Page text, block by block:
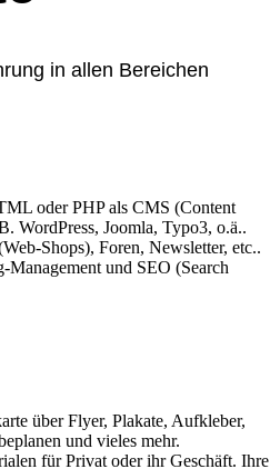
in allen Bereichen
oder PHP als CMS (Content
WordPress, Joomla, Typo3, o.ä..
Shops), Foren, Newsletter, etc..
Management und SEO (Search
über Flyer, Plakate, Aufkleber,
und vieles mehr.
für Privat oder ihr Geschäft. Ihre